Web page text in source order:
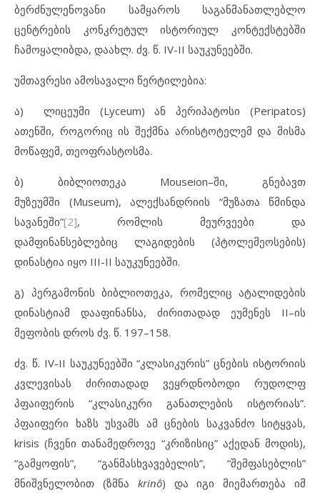
ბერძნულენოვანი სამყაროს საგანმანათლებლო
ცენტრების კონკრეტულ ისტორიულ კონტექსტებში
ჩამოყალიბდა, დაახლ. ძვ. წ. IV-II საუკუნეებში.
უმთავრესი ამოსავალი წერტილებია:
ა) ლიცეუმი (Lyceum) ან პერიპატოსი (Peripatos)
ათენში, როგორიც ის შექმნა არისტოტელემ და მისმა
მოწაფემ, თეოფრასტოსმა.
ბ) ბიბლიოთეკა Mouseion–ში, გნებავთ
მუზეუმში (Museum), ალექსანდრიის “მუზათა წმინდა
სავანეში”[2], რომლის მეურვეები და
დამფინანსებლებიც ლაგიდების (პტოლემეოსების)
დინასტია იყო III-II საუკუნეებში.
გ) პერგამონის ბიბლიოთეკა, რომელიც ატალიდების
დინასტიამ დააფინანსა, ძირითადად ეუმენეს II–ის
მეფობის დროს ძვ. წ. 197–158.
ძვ. წ. IV-II საუკუნეებში “კლასიკურის” ცნების ისტორიის
კვლევისას ძირითადად ვეყრდნობოდი რუდოლფ
პფაიფერის “კლასიკური განათლების ისტორიას”.
პფაიფერი ხაზს უსვამს ამ ცნების საკვანძო სიტყვას,
krisis (ჩვენი თანამედროვე “კრიზისიც” აქედან მოდის),
“გამყოფის”, “განმასხვავებელის”, “შემფასებლის”
მნიშვნელობით (ზმნა krinô) და იგი მიემართება იმ